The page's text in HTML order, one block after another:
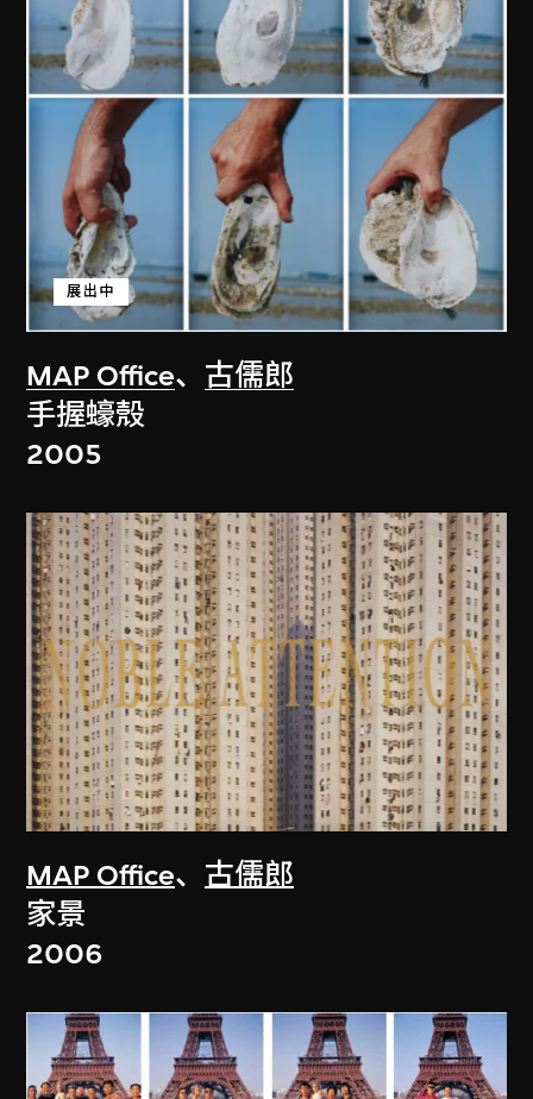
MAP Office、 古儒郎
展出中
手握蠔殼
2005
MAP Office、 古儒郎
家景
2006